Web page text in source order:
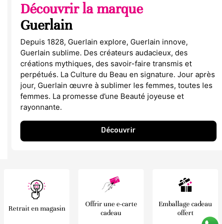
Découvrir la marque
Guerlain
Depuis 1828, Guerlain explore, Guerlain innove,
Guerlain sublime. Des créateurs audacieux, des
créations mythiques, des savoir-faire transmis et
perpétués. La Culture du Beau en signature. Jour après
jour, Guerlain œuvre à sublimer les femmes, toutes les
femmes. La promesse d’une Beauté joyeuse et
rayonnante.
Découvrir
Retrait en magasin
Offrir une e-carte
cadeau
Emballage cadeau
offert